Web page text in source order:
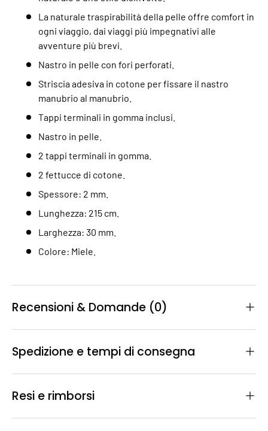
La naturale traspirabilità della pelle offre comfort in
ogni viaggio, dai viaggi più impegnativi alle
avventure più brevi.
Nastro in pelle con fori perforati.
Striscia adesiva in cotone per fissare il nastro
manubrio al manubrio.
Tappi terminali in gomma inclusi.
Nastro in pelle.
2 tappi terminali in gomma.
2 fettucce di cotone.
Spessore: 2 mm.
Lunghezza: 215 cm.
Larghezza: 30 mm.
Colore: Miele.
Recensioni & Domande (0)
Spedizione e tempi di consegna
Resi e rimborsi